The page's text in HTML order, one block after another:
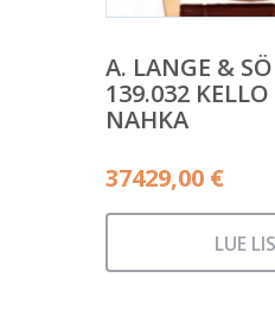
A. LANGE &
139.032
NAHKA
37429,00 €
LUE